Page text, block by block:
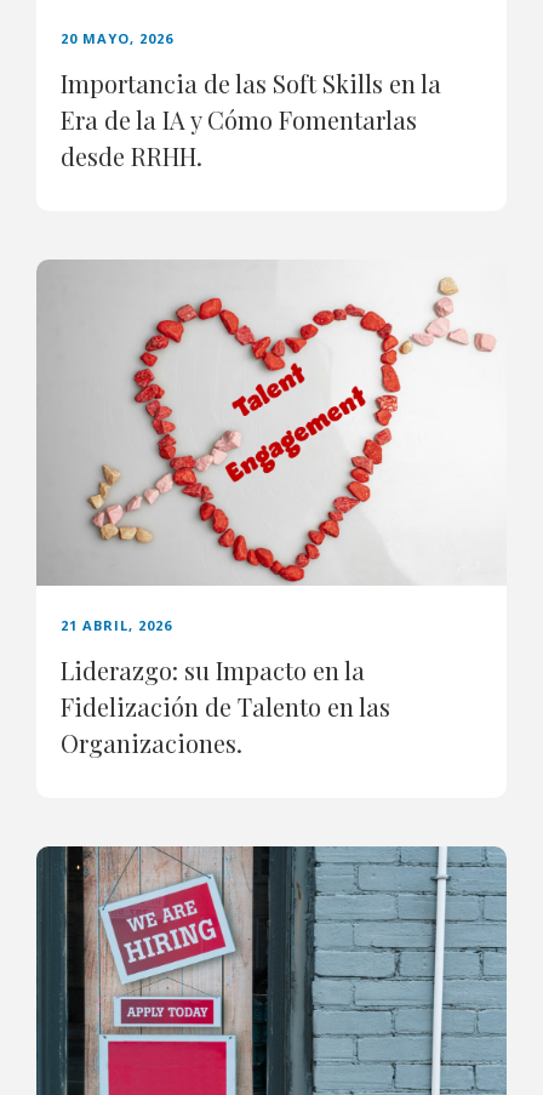
20 MAYO, 2026
Importancia de las Soft Skills en la
Era de la IA y Cómo Fomentarlas
desde RRHH.
21 ABRIL, 2026
Liderazgo: su Impacto en la
Fidelización de Talento en las
Organizaciones.